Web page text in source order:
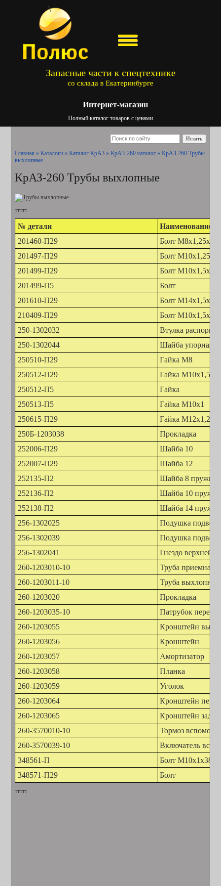
Запасные части к спецтехнике
со склада в Екатеринбурге
Интернет-магазин
Полный каталог товаров с ценами
Искать
Главная » Каталоги » Каталог КрАЗ » КрАЗ-260 каталог » КрАЗ-260 Трубы
выхлопные
КрАЗ-260 Трубы выхлопные
ттттт
№ детали
Наименование
201460-П29
Болт М8х1,25х30
201497-П29
Болт
201499-П29
Болт М10х1,5х30
201499-П5
Болт
201610-П29
Болт М14х1,5х30
210409-П29
Болт М10х1,5х45
250-1302032
Втулка распорная
250-1302044
Шайба упорная
250510-П29
Гайка М8
250512-П29
Гайка М10х1,5
250512-П5
Гайка
250513-П5
Гайка М10х1
250615-П29
Гайка М12х1,25
250Б-1203038
Прокладка
252006-П29
Шайба 10
252007-П29
Шайба 12
252135-П2
Шайба 8
252136-П2
Шайба 10
252138-П2
Шайба 14
256-1302025
Подушка
256-1302039
Подушка
256-1302041
Гнездо верхней
260-1203010-10
Труба приемная
260-1203011-10
Труба выхлопная
260-1203020
Прокладка
260-1203035-10
Патрубок
260-1203055
Кронштейн
260-1203056
Кронштейн
260-1203057
Амортизатор
260-1203058
Планка
260-1203059
Уголок
260-1203064
Кронштейн
260-1203065
Кронштейн
260-3570010-10
Тормоз
260-3570039-10
Включатель
348561-П
Болт М10х1х38
348571-П29
Болт
ттттт